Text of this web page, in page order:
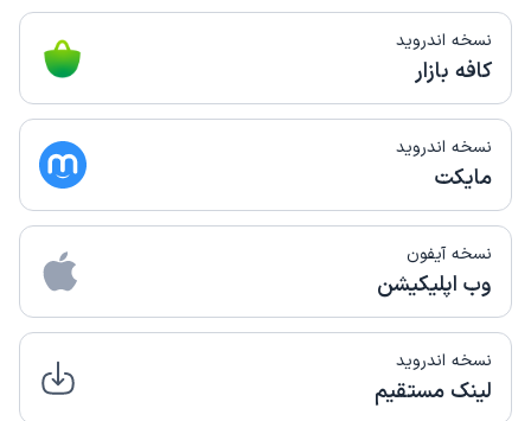
نسخه اندروید
کافه بازار
نسخه اندروید
مایکت
نسخه آیفون
وب اپلیکیشن
نسخه اندروید
لینک مستقیم